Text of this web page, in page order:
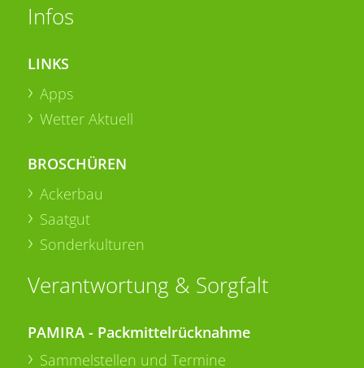
Infos
LINKS
Apps
Wetter Aktuell
BROSCHÜREN
Ackerbau
Saatgut
Sonderkulturen
Verantwortung & Sorgfalt
PAMIRA - Packmittelrücknahme
Sammelstellen und Termine